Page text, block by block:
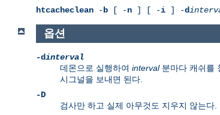
htcacheclean -b [ -n ] [ -i ] -d
옵션
-dinterval
데몬으로 실행하여 interval분마다 캐쉬를
시그널을 보내면 된다.
-D
검사만 하고 실제 아무것도 지우지 않는다.